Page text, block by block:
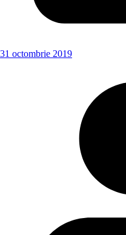
31 octombrie 2019